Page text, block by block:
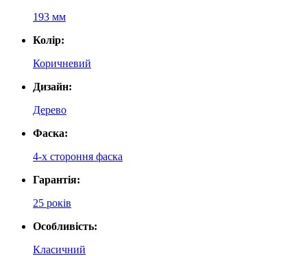
193 мм
Колір:
Коричневий
Дизайн:
Дерево
Фаска:
4-х стороння фаска
Гарантія:
25 років
Особливість:
Класичний